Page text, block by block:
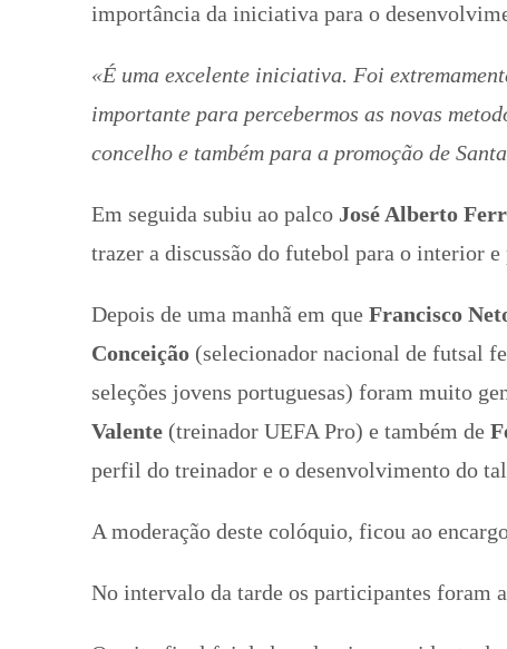
importância da iniciativa para o
«É uma excelente iniciativa. Foi
importante para percebermos as novas
concelho e também para a promoção de
Em seguida subiu ao palco José Alberto
trazer a discussão do futebol para o interior
Depois de uma manhã em que Francisco
Conceição(selecionador nacional de futsal
seleções jovens portuguesas) foram muito
Valente(treinador UEFA Pro) e também de
perfil do treinador e o desenvolvimento do
A moderação deste colóquio, ficou ao
No intervalo da tarde os participantes foram